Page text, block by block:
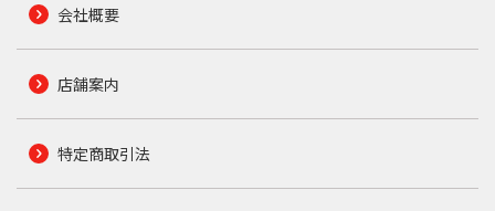
会社概要
店舗案内
特定商取引法